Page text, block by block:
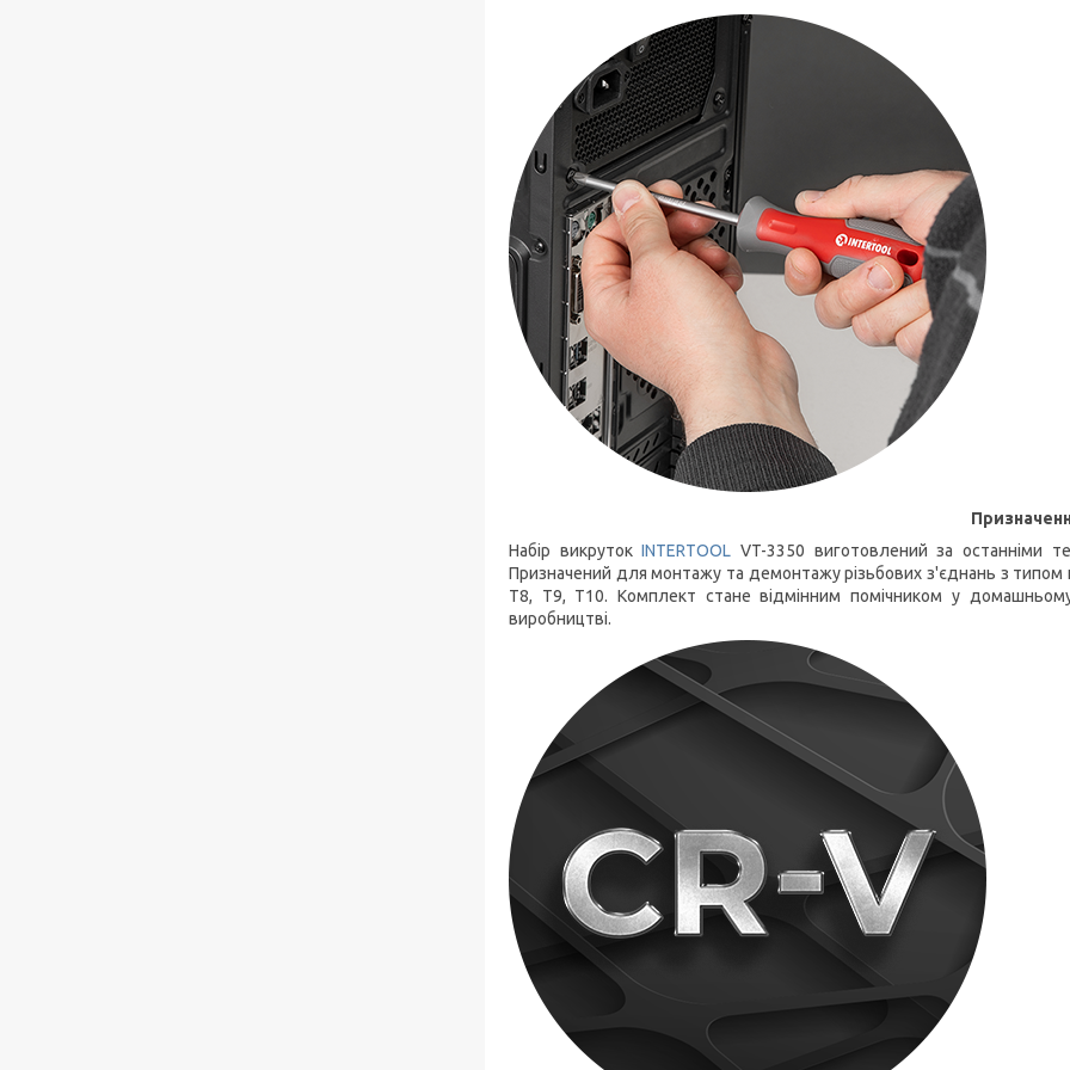
Набір викрутокINTERTOOL VT-3350 виготовлений за останніми
Призначений для монтажу та демонтажу різьбових з'єднань з типом
T8, T9, T10. Комплект стане відмінним помічником у
виробництві.